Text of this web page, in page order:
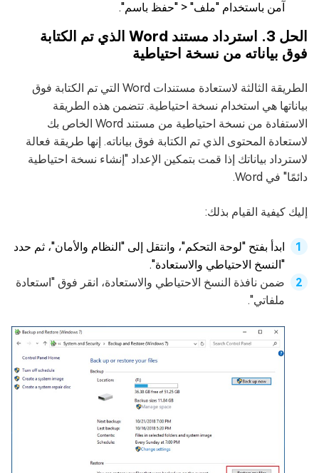
آمن باستخدام "ملف" < "حفظ باسم".
الحل 3. استرداد مستند Word الذي تم الكتابة
فوق بياناته من نسخة احتياطية
الطريقة الثالثة لاستعادة مستندات Word التي تم الكتابة فوق
بياناتها هي استخدام نسخة احتياطية. تتضمن هذه الطريقة
الاستفادة من نسخة احتياطية من مستند Word الخاص بك
لاستعادة المحتوى الذي تم الكتابة فوق بياناته. إنها طريقة فعالة
لاسترداد بياناتك إذا قمت بتمكين الإعداد "إنشاء نسخة احتياطية
دائمًا" في Word.
إليك كيفية القيام بذلك:
ابدأ بفتح "لوحة التحكم"، وانتقل إلى "النظام والأمان"، ثم حدد
"النسخ الاحتياطي والاستعادة".
ضمن نافذة النسخ الاحتياطي والاستعادة، انقر فوق "استعادة
ملفاتي".